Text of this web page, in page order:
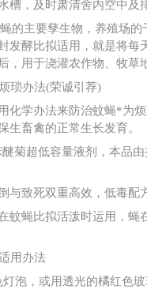
槽，及时肃清舍内空中
主要孳生物，养殖场的
发酵比拟适用，就是将
，用于浇灌农作物、牧草
办法(荣诚引荐)
学办法来防治蚊蝇*为烦
生畜禽的正常生长发育。
超低容量液剂，本品由
致死双重高效，低毒配
蝇比拟活泼时运用，蝇
用办法
，或用透光的橘红色玻